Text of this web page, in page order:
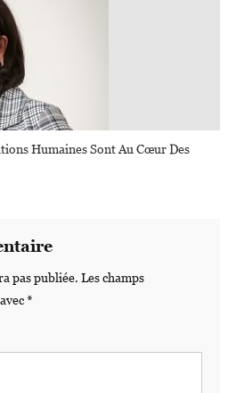
Humaines Sont Au Cœur Des
pas publiée. Les champs
*